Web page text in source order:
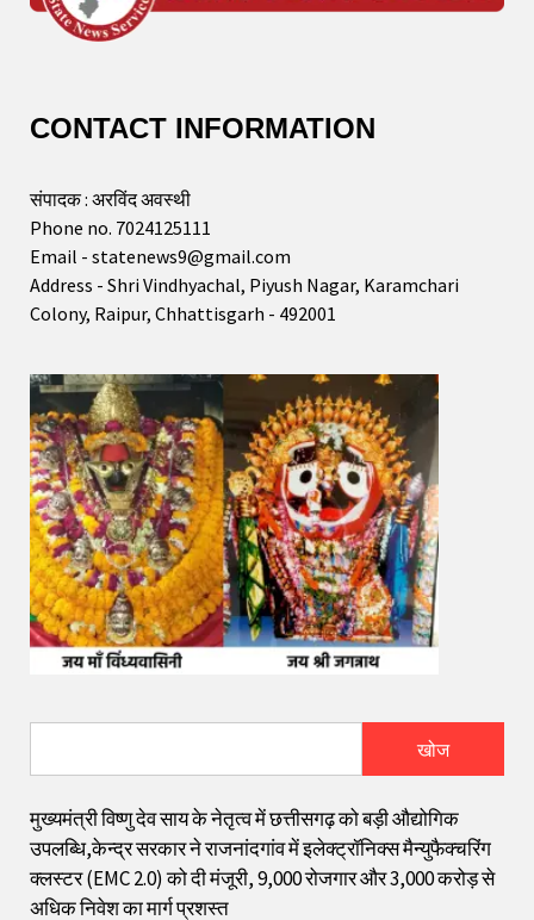
CONTACT INFORMATION
संपादक : अरविंद अवस्थी
Phone no. 7024125111
Email - statenews9@gmail.com
Address - Shri Vindhyachal, Piyush Nagar, Karamchari
Colony, Raipur, Chhattisgarh - 492001
खोज
मुख्यमंत्री विष्णु देव साय के नेतृत्व में छत्तीसगढ़ को बड़ी औद्योगिक
उपलब्धि,केन्द्र सरकार ने राजनांदगांव में इलेक्ट्रॉनिक्स मैन्युफैक्चरिंग
क्लस्टर (EMC 2.0) को दी मंजूरी, 9,000 रोजगार और ₹3,000 करोड़ से
अधिक निवेश का मार्ग प्रशस्त